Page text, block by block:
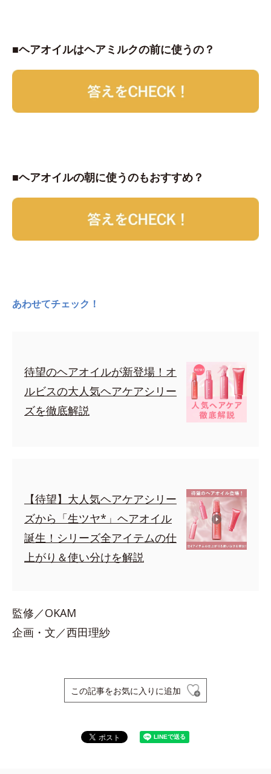
■ヘアオイルはヘアミルクの前に使うの？
■ヘアオイルの朝に使うのもおすすめ？
あわせてチェック！
待望のヘアオイルが新登場！オ
ルビスの大人気ヘアケアシリー
ズを徹底解説
【待望】大人気ヘアケアシリー
ズから「生ツヤ*」ヘアオイル
誕生！シリーズ全アイテムの仕
上がり＆使い分けを解説
監修／OKAM
企画・文／西田理紗
この記事をお気に入りに追加